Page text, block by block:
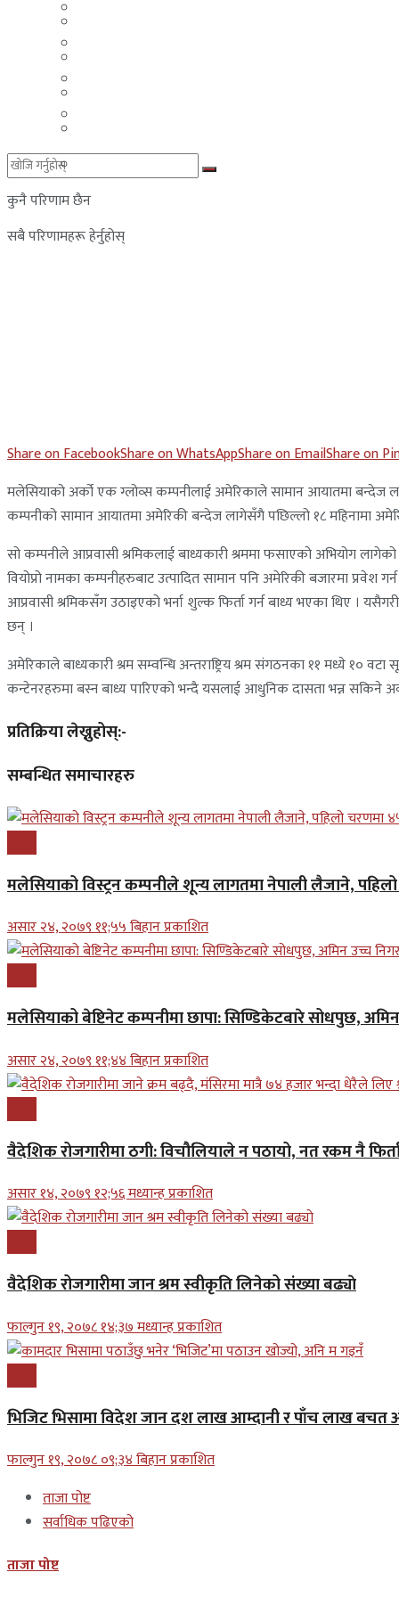
कुनै परिणाम छैन
सबै परिणामहरू हेर्नुहोस्
Share on FacebookShare on WhatsAppShare on EmailShare on
मलेसियाको अर्को एक ग्लोव्स कम्पनीलाई अमेरिकाले सामान आयातमा बन्देज
कम्पनीको सामान आयातमा अमेरिकी बन्देज लागेसँगै पछिल्लो १८ महिनामा
सो कम्पनीले आप्रवासी श्रमिकलाई बाध्यकारी श्रममा फसाएको अभियोग
वियोप्रो नामका कम्पनीहरुबाट उत्पादित सामान पनि अमेरिकी बजारमा
आप्रवासी श्रमिकसँग उठाइएको भर्ना शुल्क फिर्ता गर्न बाध्य भएका थिए ।
छन् ।
अमेरिकाले बाध्यकारी श्रम सम्वन्धि अन्तराष्ट्रिय श्रम संगठनका ११ मध्ये १०
कन्टेनरहरुमा बस्न बाध्य पारिएको भन्दै यसलाई आधुनिक दासता भन्न सकिने
प्रतिक्रिया लेख्नुहोस्:-
सम्बन्धित समाचारहरु
मलेसियाको विस्ट्रन कम्पनीले शून्य लागतमा नेपाली लैजाने,
असार २४, २०७९ ११;५५ बिहान प्रकाशित
मलेसियाको बेष्टिनेट कम्पनीमा छापा: सिण्डिकेटबारे सोधपुछ,
असार २४, २०७९ ११;४४ बिहान प्रकाशित
वैदेशिक रोजगारीमा ठगी: विचौलियाले न पठायो, नत रकम नै
असार १४, २०७९ १२;५६ मध्यान्ह प्रकाशित
वैदेशिक रोजगारीमा जान श्रम स्वीकृति लिनेको संख्या बढ्याे
फाल्गुन १९, २०७८ १४;३७ मध्यान्ह प्रकाशित
भिजिट भिसामा विदेश जान दश लाख आम्दानी र पाँच लाख बचत
फाल्गुन १९, २०७८ ०९;३४ बिहान प्रकाशित
ताजा पोष्ट
सर्वाधिक पढिएको
ताजा पोष्ट